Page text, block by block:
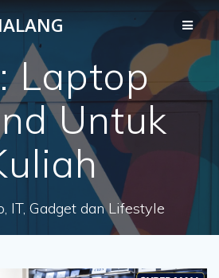
to
content
Laptop
Untuk
IT, Gadget dan Lifestyle